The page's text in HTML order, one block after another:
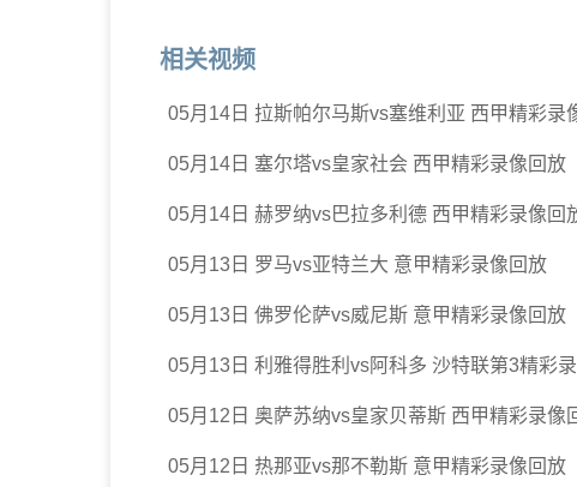
相关视频
05月14日 拉斯帕尔马斯vs塞维利亚 西甲精彩录
05月14日 塞尔塔vs皇家社会 西甲精彩录像回放
05月14日 赫罗纳vs巴拉多利德 西甲精彩录像回
05月13日 罗马vs亚特兰大 意甲精彩录像回放
05月13日 佛罗伦萨vs威尼斯 意甲精彩录像回放
05月13日 利雅得胜利vs阿科多 沙特联第3精彩
05月12日 奥萨苏纳vs皇家贝蒂斯 西甲精彩录像
05月12日 热那亚vs那不勒斯 意甲精彩录像回放